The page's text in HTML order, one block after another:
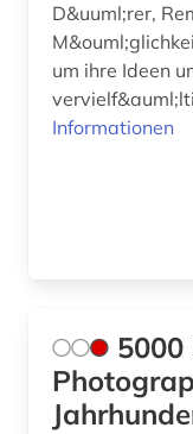
dissens (1)
dokument (2)
D&uuml;rer,
um ihre Ideen
Informationen